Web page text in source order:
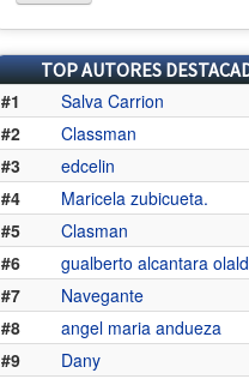
TOP AUTORES
#1
Salva Carrion
#2
Classman
#3
edcelin
#4
Maricela zubicueta.
#5
Clasman
#6
gualberto alcantara
#7
Navegante
#8
angel maria andueza
#9
Dany